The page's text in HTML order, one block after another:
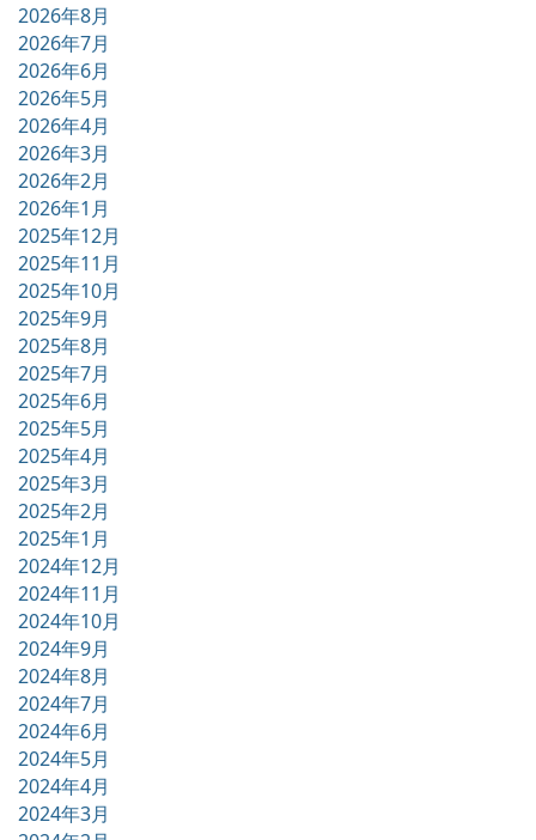
2026年8月
2026年7月
2026年6月
2026年5月
2026年4月
2026年3月
2026年2月
2026年1月
2025年12月
2025年11月
2025年10月
2025年9月
2025年8月
2025年7月
2025年6月
2025年5月
2025年4月
2025年3月
2025年2月
2025年1月
2024年12月
2024年11月
2024年10月
2024年9月
2024年8月
2024年7月
2024年6月
2024年5月
2024年4月
2024年3月